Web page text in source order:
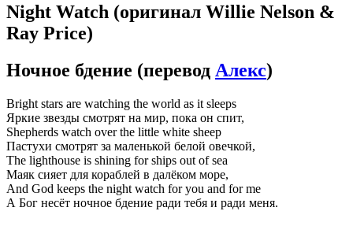
Night Watch (оригинал Willie Nelson &
Ray Price)
Ночное бдение (перевод Алекс)
Bright stars are watching the world as it sleeps
Яркие звезды смотрят на мир, пока он спит,
Shepherds watch over the little white sheep
Пастухи смотрят за маленькой белой овечкой,
The lighthouse is shining for ships out of sea
Маяк сияет для кораблей в далёком море,
And God keeps the night watch for you and for me
А Бог несёт ночное бдение ради тебя и ради меня.